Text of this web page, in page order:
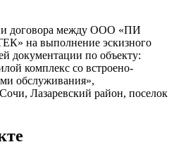
договора между ООО «ПИ
на выполнение эскизного
документации по объекту:
комплекс со встроено-
обслуживания»,
Лазаревский район, поселок